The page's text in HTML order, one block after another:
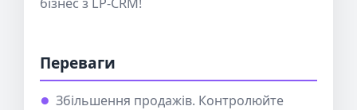
Переваги
Збільшення продажів. Контролюйте